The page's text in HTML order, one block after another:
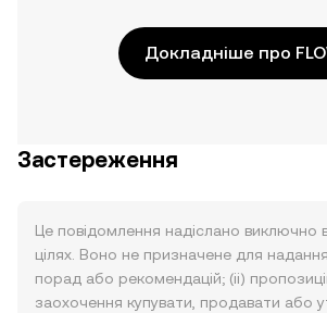
Докладніше про
Застереження
Це повідомлення надіслано виключно
цілях. Воно не призначене для надання
порад або рекомендацій; (ii)
заохочення купувати, продавати або